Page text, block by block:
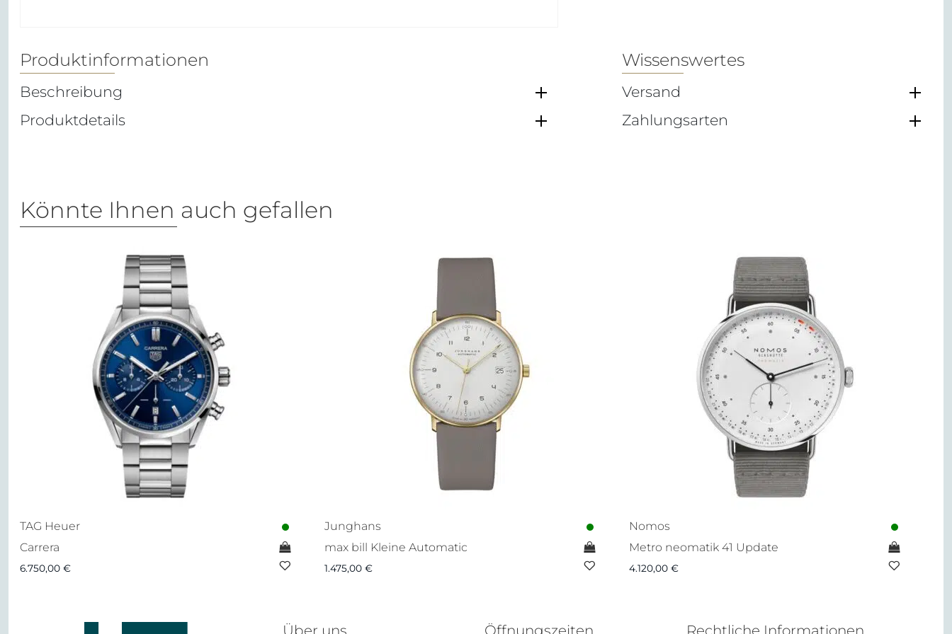
Produktinformationen
Beschreibung
Produktdetails
Wissenswertes
Versand
Zahlungsarten
Könnte Ihnen auch gefallen
TAG Heuer
Carrera
6.750,00 €
Junghans
max bill Kleine Automatic
1.475,00 €
Nomos
Metro neomatik 41 Update
4.120,00 €
Über uns Öffnungszeiten Rechtliche Informationen